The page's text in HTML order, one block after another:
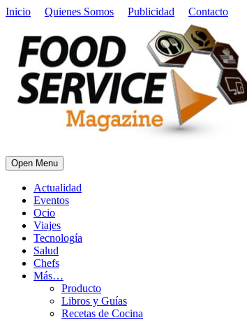
Inicio Quienes Somos Publicidad Contacto
Open Menu
Actualidad
Eventos
Ocio
Viajes
Tecnología
Salud
Chefs
Más…
Producto
Libros y Guías
Recetas de Cocina